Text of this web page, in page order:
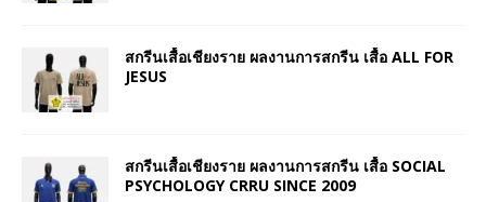
สกรีนเสื้อเชียงราย ผลงานการสกรีน เสื้อ ALL FOR
JESUS
สกรีนเสื้อเชียงราย ผลงานการสกรีน เสื้อ SOCIAL
PSYCHOLOGY CRRU SINCE 2009